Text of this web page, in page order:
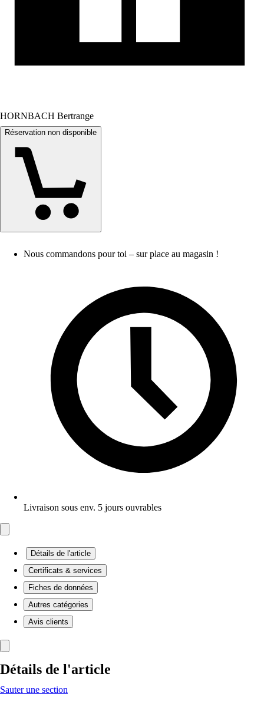
HORNBACH Bertrange
Réservation non disponible
Nous commandons pour toi – sur place au magasin !
Livraison sous env. 5 jours ouvrables
Détails de l'article
Certificats & services
Fiches de données
Autres catégories
Avis clients
Détails de l'article
Sauter une section